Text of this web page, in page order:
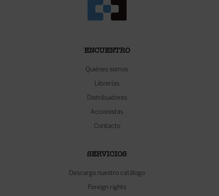
ENCUENTRO
Quiénes somos
Librerías
Distribuidores
Accionistas
Contacto
SERVICIOS
Descarga nuestro catálogo
Foreign rights